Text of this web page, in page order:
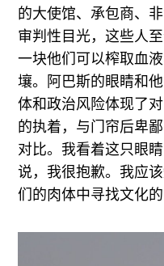
的大使馆、承包商、
审判性目光，这些人
一块他们可以榨取血
壤。阿巴斯的眼睛和
体和政治风险体现了
的执着，与门帘后卑
对比。我看着这只眼
说，我很抱歉。我应
们的肉体中寻找文化的